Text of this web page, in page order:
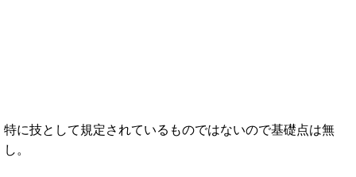
特に技として規定されているものではないので基礎点は無
し。